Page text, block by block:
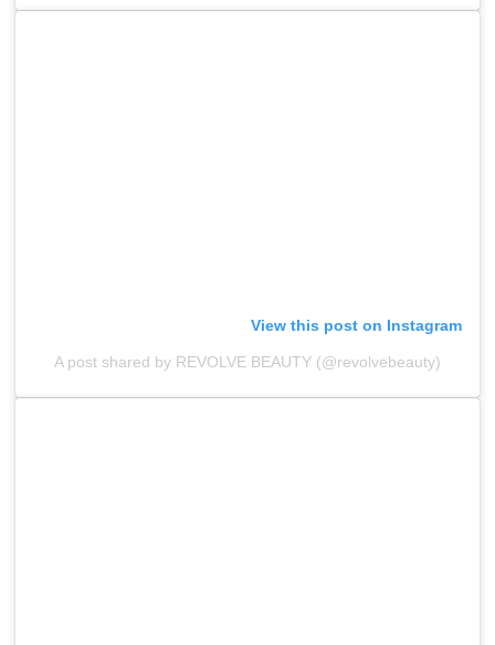
View this post on Instagram
A post shared by REVOLVE BEAUTY (@revolvebeauty)